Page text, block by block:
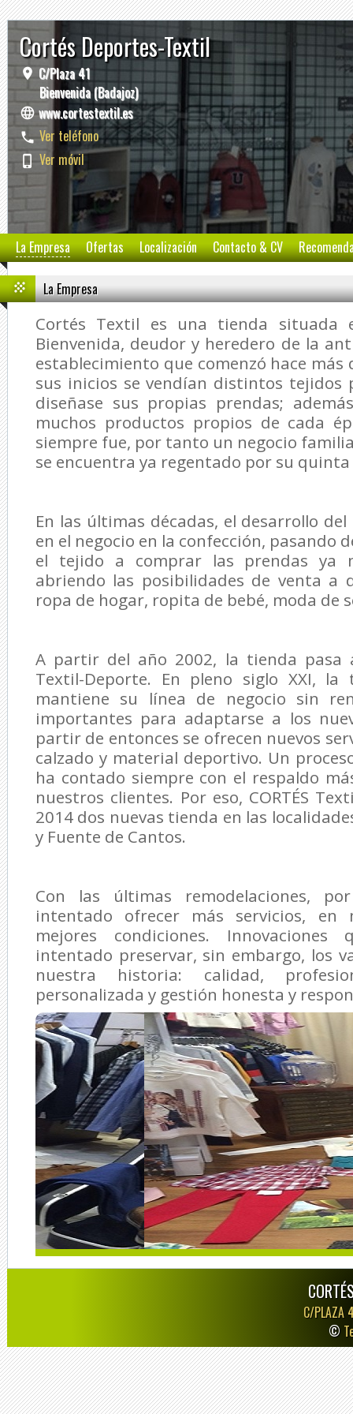
Cortés Deportes-Textil
C/Plaza 41
Bienvenida (Badajoz)
www.cortestextil.es
Ver teléfono
Ver móvil
La Empresa Ofertas Localización Contacto & CV
La Empresa
Cortés Textil es una tienda situada
Bienvenida, deudor y heredero de la
establecimiento que comenzó hace más
sus inicios se vendían distintos tejidos
diseñase sus propias prendas;
muchos productos propios de cada
siempre fue, por tanto un negocio
se encuentra ya regentado por su
En las últimas décadas, el desarrollo
en el negocio en la confección, pasando
el tejido a comprar las prendas ya
abriendo las posibilidades de venta a
ropa de hogar, ropita de bebé, moda de
A partir del año 2002, la tienda pasa a
Textil-Deporte. En pleno siglo XXI, la
mantiene su línea de negocio sin
importantes para adaptarse a los
partir de entonces se ofrecen nuevos
calzado y material deportivo. Un
ha contado siempre con el respaldo
nuestros clientes. Por eso, CORTÉS
2014 dos nuevas tienda en las
y Fuente de Cantos.
Con las últimas remodelaciones,
intentado ofrecer más servicios, en
mejores condiciones.
intentado preservar, sin embargo, los
nuestra historia: calidad,
personalizada y gestión honesta y
C/PLAZA
©